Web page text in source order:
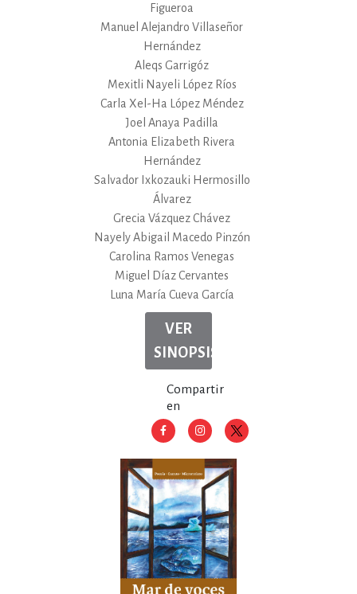
Figueroa
Manuel Alejandro Villaseñor
Hernández
Aleqs Garrigóz
Mexitli Nayeli López Ríos
Carla Xel-Ha López Méndez
Joel Anaya Padilla
Antonia Elizabeth Rivera
Hernández
Salvador Ixkozauki Hermosillo
Álvarez
Grecia Vázquez Chávez
Nayely Abigail Macedo Pinzón
Carolina Ramos Venegas
Miguel Díaz Cervantes
Luna María Cueva García
VER
SINOPSIS
Compartir
en